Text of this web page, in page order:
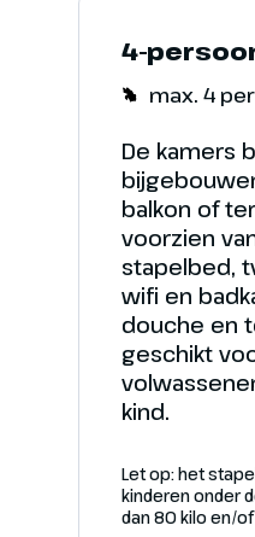
4-
max. 4
De kamers
balkon of
voorzien
stapelbed,
wifi en
douche en
geschikt
kind.
Let op: het
kinderen onder
dan 80 kilo en/